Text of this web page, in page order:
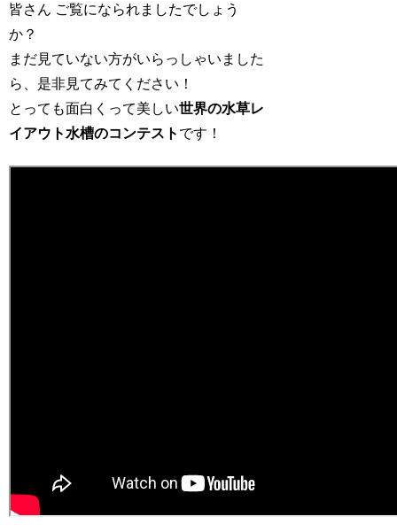
皆さん ご覧になられましたでしょう
か？
まだ見ていない方がいらっしゃいました
ら、是非見てみてください！
とっても面白くって美しい世界の水草レ
イアウト水槽のコンテスト です！